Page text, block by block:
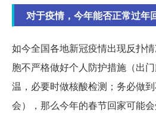
对于疫情，今年能否正常过年
如今全国各地新冠疫情出现反扑
胞不严格做好个人防护措施（出
温，必要时做核酸检测；务必做
会），那么今年的春节回家可能